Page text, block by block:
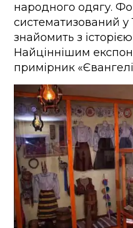
народного одягу.
систематизований у
знайомить з
Найціннішим
примірник